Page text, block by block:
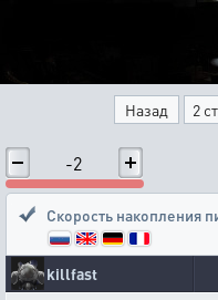
Назад 2
-2
Скорость накопления
killfast